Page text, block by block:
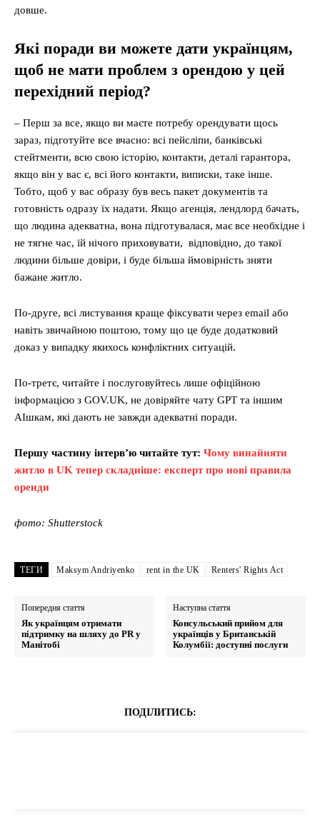
довше.
Які поради ви можете дати українцям,
щоб не мати проблем з орендою у цей
перехідний період?
– Перш за все, якщо ви маєте потребу орендувати щось
зараз, підготуйте все вчасно: всі пейсліпи, банківські
стейтменти, всю свою історію, контакти, деталі гарантора,
якщо він у вас є, всі його контакти, виписки, таке інше.
Тобто, щоб у вас образу був весь пакет документів та
готовність одразу їх надати. Якщо агенція, лендлорд бачать,
що людина адекватна, вона підготувалася, має все необхідне і
не тягне час, їй нічого приховувати, відповідно, до такої
людини більше довіри, і буде більша ймовірність зняти
бажане житло.
По-друге, всі листування краще фіксувати через email або
навіть звичайною поштою, тому що це буде додатковий
доказ у випадку якихось конфліктних ситуацій.
По-третє, читайте і послуговуйтесь лише офіційною
інформацією з GOV.UK, не довіряйте чату GPT та іншим
AIшкам, які дають не завжди адекватні поради.
Першу частину інтерв’ю читайте тут: Чому винайняти
житло в UK тепер складніше: експерт про нові правила
оренди
фото: Shutterstock
ТЕГИ Maksym Andriyenko rent in the UK Renters' Rights Act
Попередня стаття
Як українцям отримати
підтримку на шляху до PR у
Манітобі
Наступна стаття
Консульський прийом для
українців у Британській
Колумбії: доступні послуги
ПОДІЛИТИСЬ: